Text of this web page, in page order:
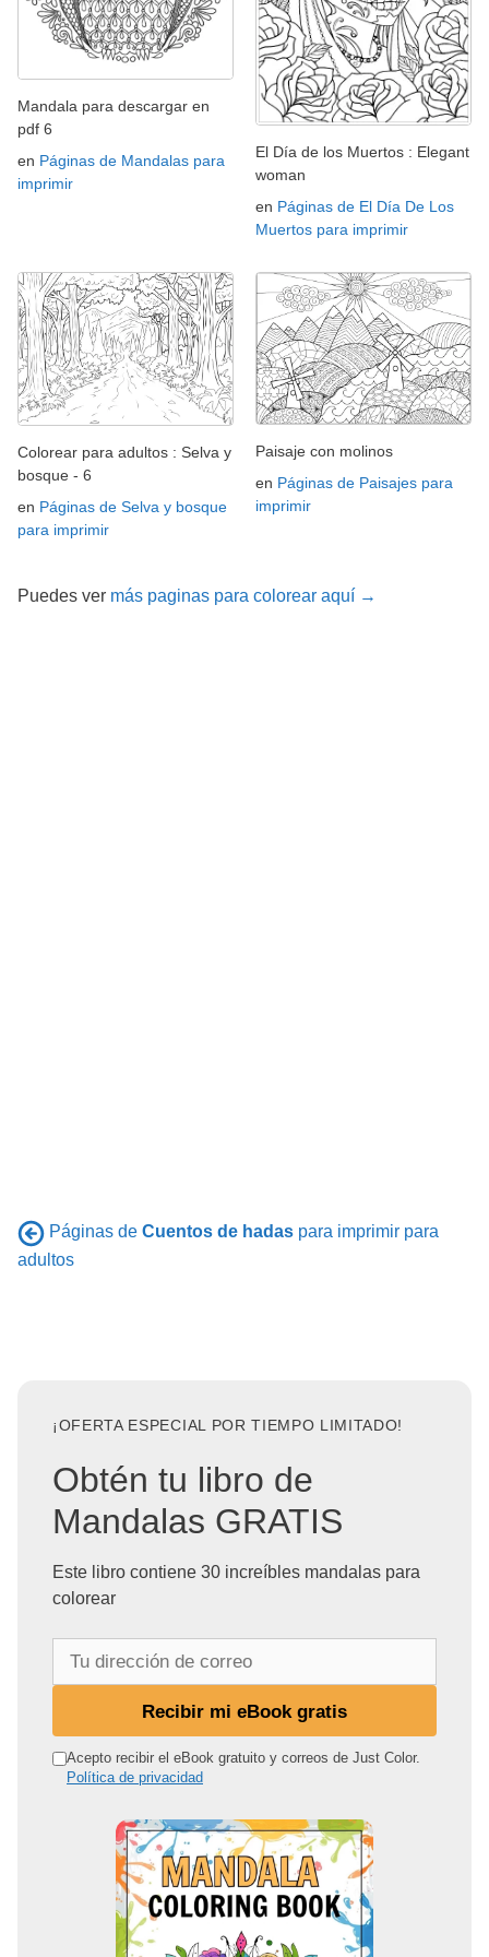
Mandala para descargar en
pdf 6
en Páginas de Mandalas para
imprimir
El Día de los Muertos : Elegant
woman
en Páginas de El Día De Los
Muertos para imprimir
Colorear para adultos : Selva y
bosque - 6
en Páginas de Selva y bosque
para imprimir
Paisaje con molinos
en Páginas de Paisajes para
imprimir
Puedes ver más paginas para colorear aquí →
Páginas de Cuentos de hadas para imprimir para
adultos
¡OFERTA ESPECIAL POR TIEMPO LIMITADO!
Obtén tu libro de
Mandalas GRATIS
Este libro contiene 30 increíbles mandalas para
colorear
r
Recibir mi eBook gratis
Acepto recibir el eBook gratuito y correos de Just Color.
Política de privacidad